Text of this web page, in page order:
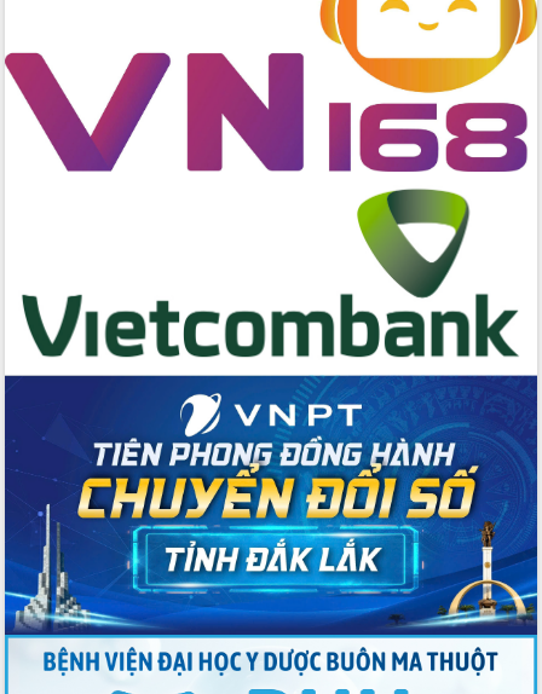
nghệ, hướng tới phát triển thủy sản
bền vững
Tập huấn nâng cao năng lực triển khai
chuyển đổi số cho cán bộ, công chức
cấp xã
tâm đạt được mục tiêu tăng trưởng
hai con số trong năm 2026
Tổ chức trang trọng Lễ hội Đền thờ
Lương Văn Chánh năm 2026
Phó Bí thư Tỉnh ủy Đắk Lắk Đỗ Hữu
Huy giữ chức Bí thư Đảng ủy Ủy Ban
Nhân dân tỉnh
Bệnh án điện tử thúc đẩy chuyển đổi
số y tế tại Đắk Lắk
Chuyển đổi số thư viện: Mở rộng
không gian tri thức trong thời đại số
Đánh giá, rút kinh nghiệm công tác tổ
chức diễn tập trước ngày bầu cử
Chương trình “Gặp gỡ hữu nghị –
Friendship Meeting New Year 2026”